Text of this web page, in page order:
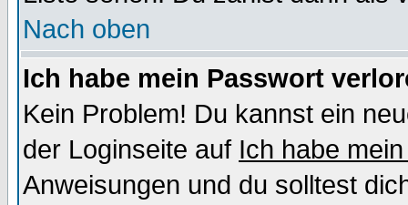
Nach oben
Ich habe mein Passwort
Kein Problem! Du kannst ein
der Loginseite auf Ich habe
Anweisungen und du solltest